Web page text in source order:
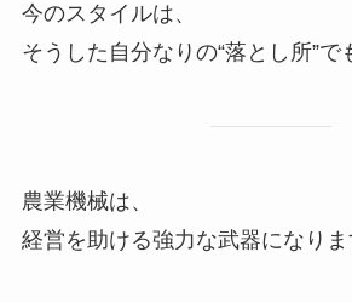
今のスタイルは、
そうした自分なりの“落とし所”で
農業機械は、
経営を助ける強力な武器になりま